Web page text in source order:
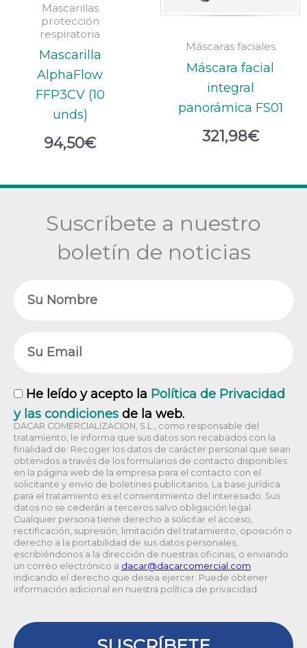
Mascarillas
protección
respiratoria
Mascarilla
AlphaFlow
FFP3CV (10
unds)
94,50€
Máscaras faciales
Máscara facial
integral
panorámica FS01
321,98€
Suscríbete a nuestro
boletín de noticias
RGPD
He leído y acepto la Política de Privacidad
y las condiciones de la web.
DACAR COMERCIALIZACION, S.L., como responsable del
tratamiento, le informa que sus datos son recabados con la
finalidad de: Recoger los datos de carácter personal que sean
obtenidos a través de los formularios de contacto disponibles
en la página web de la empresa para el contacto con el
solicitante y envío de boletines publicitarios. La base jurídica
para el tratamiento es el consentimiento del interesado. Sus
datos no se cederán a terceros salvo obligación legal.
Cualquier persona tiene derecho a solicitar el acceso,
rectificación, supresión, limitación del tratamiento, oposición o
derecho a la portabilidad de sus datos personales,
escribiéndonos a la dirección de nuestras oficinas, o enviando
un correo electrónico a
moc.laicremocracad
@racad
indicando el derecho que desea ejercer. Puede obtener
información adicional en nuestra política de privacidad.